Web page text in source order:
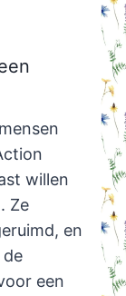
willen
Ze
en
de
een